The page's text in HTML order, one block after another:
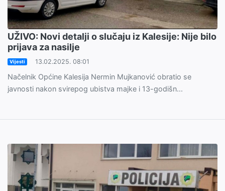
UŽIVO: Novi detalji o slučaju iz Kalesije: Nije bilo
prijava za nasilje
Vijesti 13.02.2025. 08:01
Načelnik Općine Kalesija Nermin Mujkanović obratio se
javnosti nakon svirepog ubistva majke i 13-godišn...